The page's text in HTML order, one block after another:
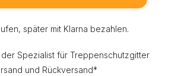
später mit Klarna bezahlen.
der Spezialist für Treppenschutzgitter
und Rückversand*